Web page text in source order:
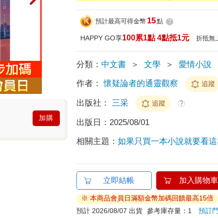
加購
預計最高可得金幣 15點 ?
HAPPY GO享100累1點 4點抵1元 折抵無
分類： 中文書 ＞ 文學 ＞ 愛情小說
作者： 懷疑論者的通靈觀察 追蹤
出版社： 三采 追蹤 ?
出版日： 2025/08/01
相關主題：如果只買一本小說就要看
立即結帳 加入購物車
※ 本商品會員日滿額金幣加碼回饋最高15倍
預計 2026/08/07 出貨 參考庫存量：1預訂